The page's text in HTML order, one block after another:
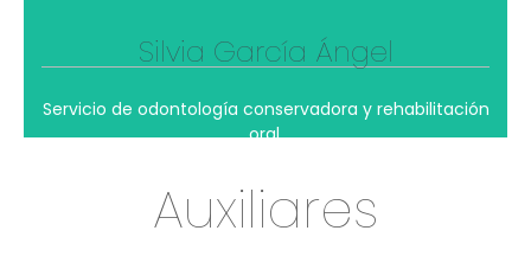
Silvia García Ángel
Servicio de odontología conservadora y rehabilitación
oral.
Auxiliares